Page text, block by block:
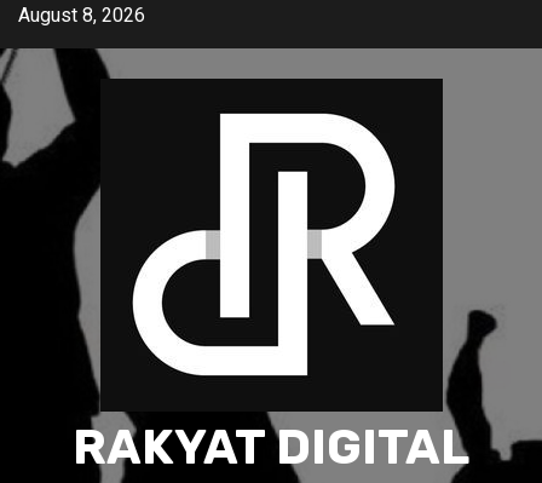
Skip
content
August 8, 2026
RAKYAT DIGITAL